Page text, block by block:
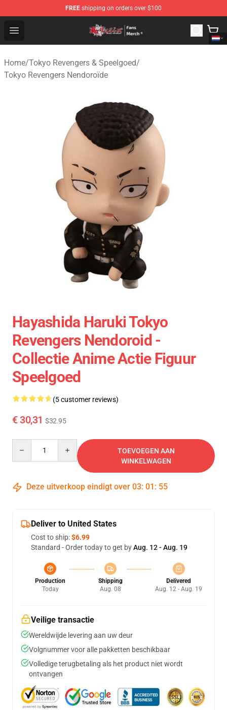
FREE shipping on orders over $100
Open menu
Tokyo Revengers Store - Official Tokyo Revengers
Home/Tokyo Revengers & Speelgoed/
Tokyo Revengers Nendoroïde
Hayashida Haruki Tokyo
Revengers Nendoroid -
Collectie Anime Actie Figuur
Speelgoed
(5 customer reviews)
€ 30,31 $32.95
TOEVOEGEN AAN
WINKELWAGEN
Deze uitverkoop eindigt over 03: 01 : 54
Deliver to United States
Cost to ship:$6.99
Standard - Order today to get byAug. 12 - Aug. 19
Production
Today
Shipping
Aug. 08
Delivered
Aug. 12 - Aug. 19
Veilige transactie
Wereldwijde levering aan uw deur
Volgnummer voor alle pakketten beschikbaar
Volledige terugbetaling als het product niet wordt
ontvangen